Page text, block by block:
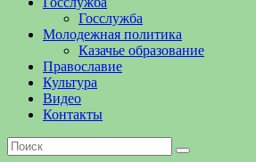
Госслужба
Молодежная политика
Казачье образование
Православие
Культура
Видео
Контакты